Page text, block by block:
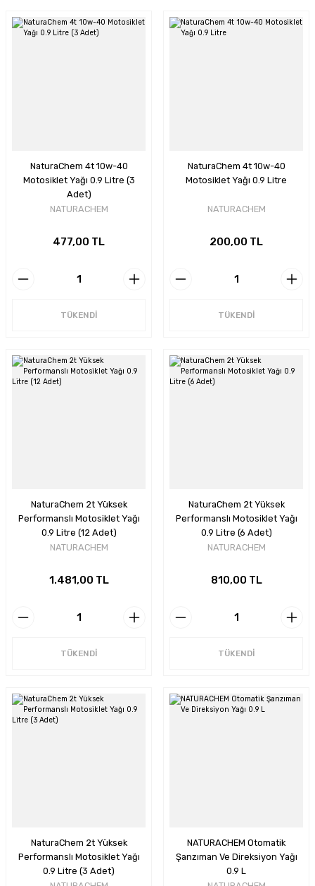
NaturaChem 4t 10w-40
Motosiklet Yağı 0.9 Litre (3
Adet)
NATURACHEM
477,00 TL
TÜKENDİ
NaturaChem 4t 10w-40
Motosiklet Yağı 0.9 Litre
NATURACHEM
200,00 TL
TÜKENDİ
NaturaChem 2t Yüksek
Performanslı Motosiklet Yağı
0.9 Litre (12 Adet)
NATURACHEM
1.481,00 TL
TÜKENDİ
NaturaChem 2t Yüksek
Performanslı Motosiklet Yağı
0.9 Litre (6 Adet)
NATURACHEM
810,00 TL
TÜKENDİ
NaturaChem 2t Yüksek
Performanslı Motosiklet Yağı
0.9 Litre (3 Adet)
NATURACHEM Otomatik
Şanzıman Ve Direksiyon Yağı
0.9 L